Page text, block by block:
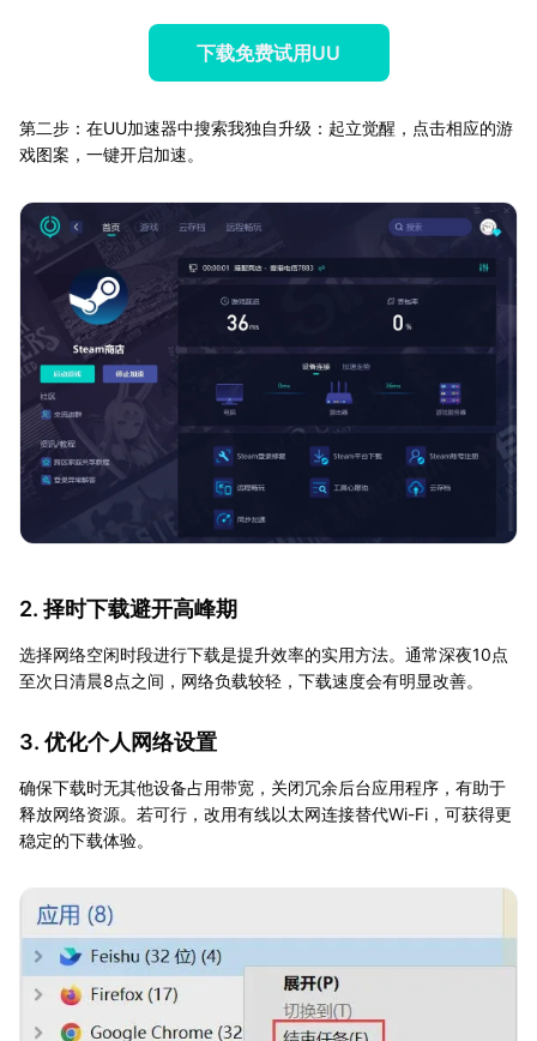
下载免费试用UU
第二步：在UU加速器中搜索我独自升级：起立觉醒，点击相应的游
戏图案，一键开启加速。
2. 择时下载避开高峰期
选择网络空闲时段进行下载是提升效率的实用方法。通常深夜10点
至次日清晨8点之间，网络负载较轻，下载速度会有明显改善。
3. 优化个人网络设置
确保下载时无其他设备占用带宽，关闭冗余后台应用程序，有助于
释放网络资源。若可行，改用有线以太网连接替代Wi-Fi，可获得更
稳定的下载体验。